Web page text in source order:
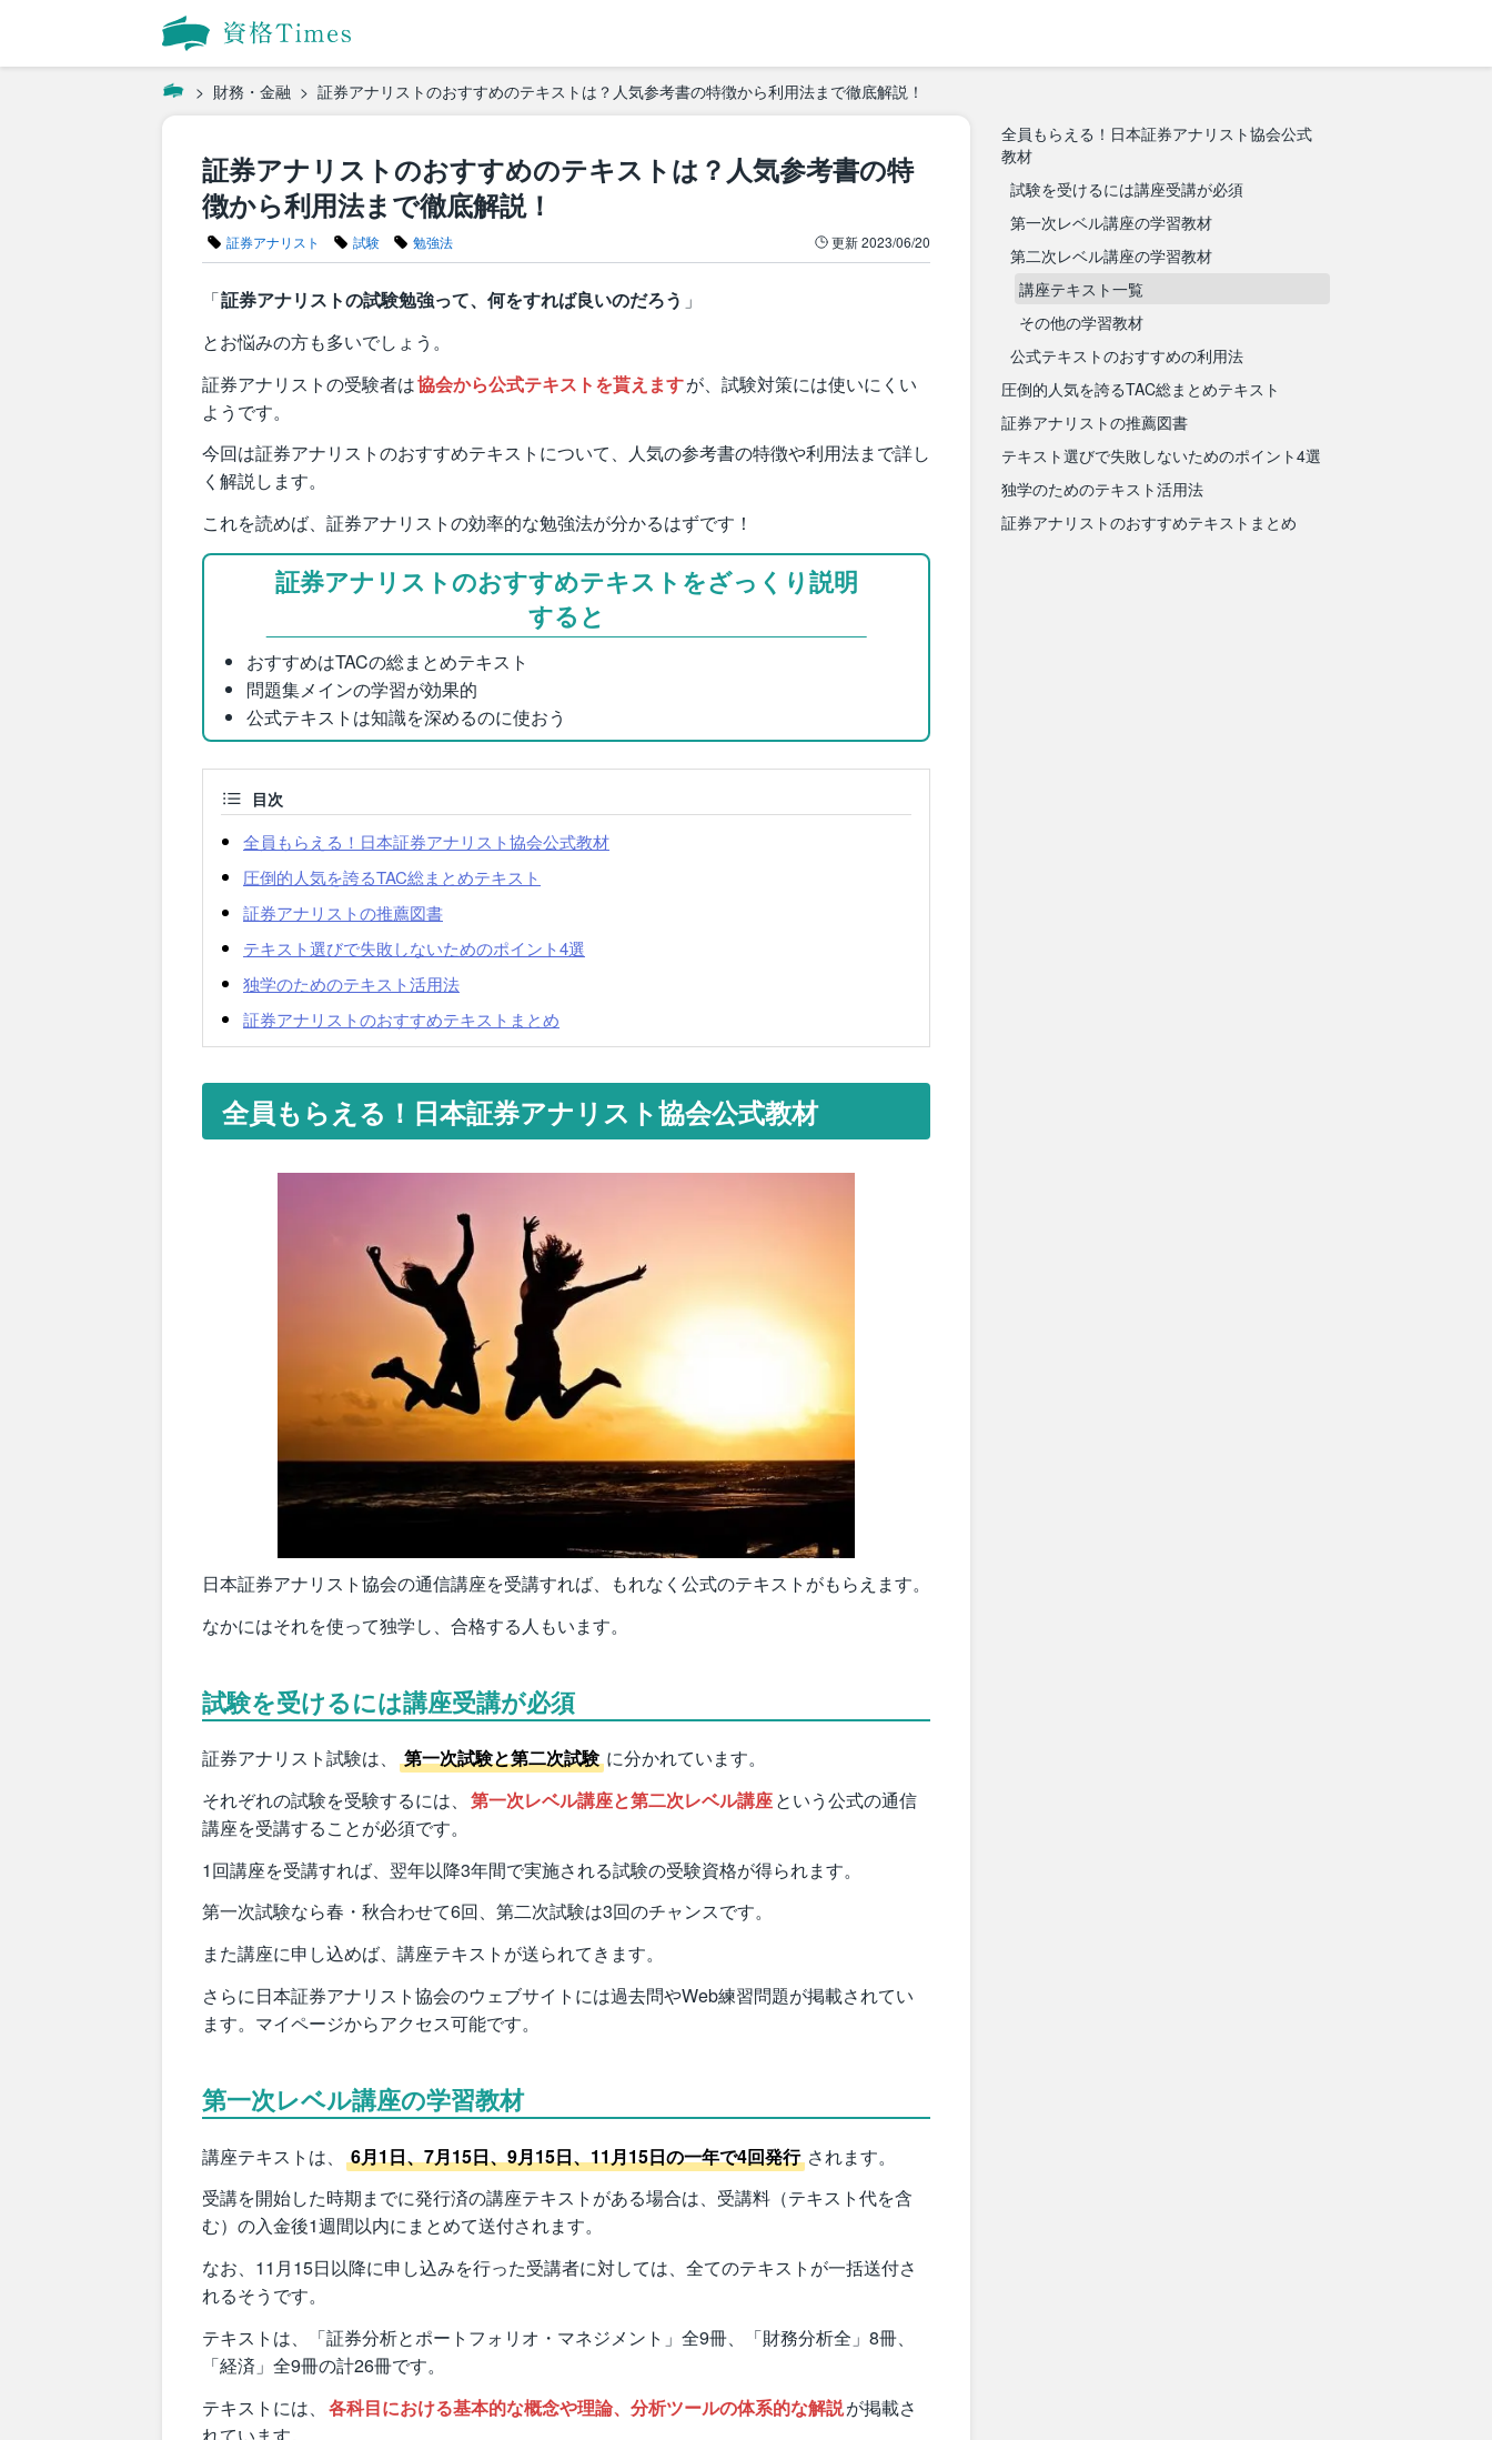
財務・金融 証券アナリストのおすすめのテキストは？人気参考書の特徴から利用法まで徹底解説！
証券アナリストのおすすめのテキストは？人気参考書の特
徴から利用法まで徹底解説！
証券アナリスト 試験 勉強法 更新2023/06/20
「証券アナリストの試験勉強って、何をすれば良いのだろう 」
とお悩みの方も多いでしょう。
証券アナリストの受験者は協会から公式テキストを貰えますが、試験対策には使いにくい
ようです。
今回は証券アナリストのおすすめテキストについて、人気の参考書の特徴や利用法まで詳し
く解説します。
これを読めば、証券アナリストの効率的な勉強法が分かるはずです！
証券アナリストのおすすめテキストをざっくり説明
すると
おすすめはTACの総まとめテキスト
問題集メインの学習が効果的
公式テキストは知識を深めるのに使おう
目次
全員もらえる！日本証券アナリスト協会公式教材
圧倒的人気を誇るTAC総まとめテキスト
証券アナリストの推薦図書
テキスト選びで失敗しないためのポイント4選
独学のためのテキスト活用法
証券アナリストのおすすめテキストまとめ
全員もらえる！日本証券アナリスト協会公式教材
日本証券アナリスト協会の通信講座を受講すれば、もれなく公式のテキストがもらえます。
なかにはそれを使って独学し、合格する人もいます。
試験を受けるには講座受講が必須
証券アナリスト試験は、 第一次試験と第二次試験 に分かれています。
それぞれの試験を受験するには、 第一次レベル講座と第二次レベル講座という公式の通信
講座を受講することが必須です。
1回講座を受講すれば、翌年以降3年間で実施される試験の受験資格が得られます。
第一次試験なら春・秋合わせて6回、第二次試験は3回のチャンスです。
また講座に申し込めば、講座テキストが送られてきます。
さらに日本証券アナリスト協会のウェブサイトには過去問やWeb練習問題が掲載されてい
ます。マイページからアクセス可能です。
第一次レベル講座の学習教材
講座テキストは、 6月1日、7月15日、9月15日、11月15日の一年で4回発行 されます。
受講を開始した時期までに発行済の講座テキストがある場合は、受講料（テキスト代を含
む）の入金後1週間以内にまとめて送付されます。
なお、11月15日以降に申し込みを行った受講者に対しては、全てのテキストが一括送付さ
れるそうです。
テキストは、「証券分析とポートフォリオ・マネジメント」全9冊、「財務分析全」8冊、
「経済」全9冊の計26冊です。
テキストには、 各科目における基本的な概念や理論、分析ツールの体系的な解説が掲載さ
れています。
全員もらえる！日本証券アナリスト協会公式
教材
試験を受けるには講座受講が必須
第一次レベル講座の学習教材
第二次レベル講座の学習教材
講座テキスト一覧
その他の学習教材
公式テキストのおすすめの利用法
圧倒的人気を誇るTAC総まとめテキスト
証券アナリストの推薦図書
テキスト選びで失敗しないためのポイント4選
独学のためのテキスト活用法
証券アナリストのおすすめテキストまとめ